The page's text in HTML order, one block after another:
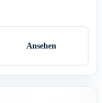
Ansehen